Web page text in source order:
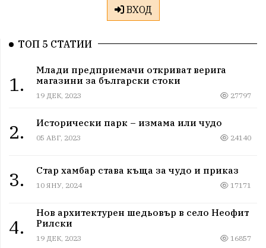
ВХОД
ТОП 5 СТАТИИ
1.
Млади предприемачи откриват верига
магазини за български стоки
19 ДЕК, 2023 27797
2. Исторически парк – измама или чудо
05 АВГ, 2023 24140
3. Стар хамбар става къща за чудо и приказ
10 ЯНУ, 2024 17171
4.
Нов архитектурен шедьовър в село Неофит
Рилски
19 ДЕК, 2023 16857